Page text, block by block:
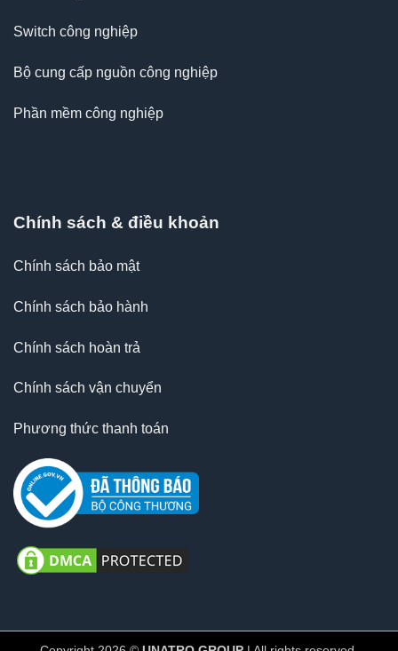
Switch công nghiệp
Bộ cung cấp nguồn công nghiệp
Phần mềm công nghiệp
Chính sách & điều khoản
Chính sách bảo mật
Chính sách bảo hành
Chính sách hoàn trả
Chính sách vận chuyển
Phương thức thanh toán